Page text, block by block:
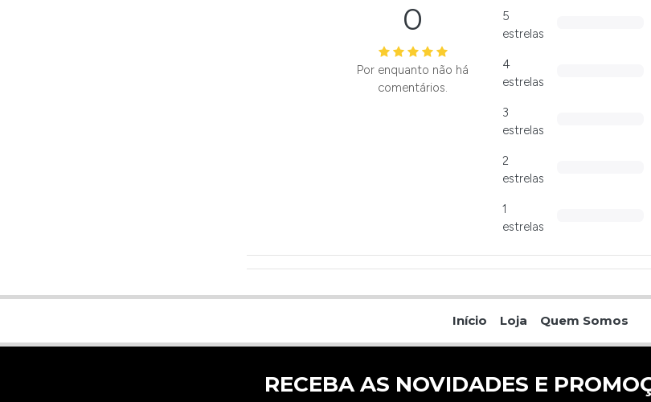
0
Por enquanto não há
comentários.
5
estrelas
4
estrelas
3
estrelas
2
estrelas
1
estrelas
Início Loja Quem Somos
RECEBA AS NOVIDADES E